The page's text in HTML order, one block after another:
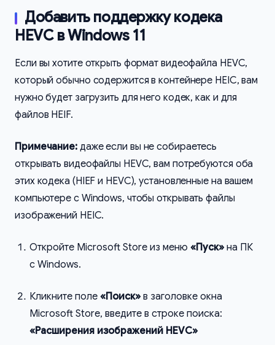
Добавить поддержку кодека
HEVC в Windows 11
Если вы хотите открыть формат видеофайла HEVC,
который обычно содержится в контейнере HEIC, вам
нужно будет загрузить для него кодек, как и для
файлов HEIF.
Примечание: даже если вы не собираетесь
открывать видеофайлы HEVC, вам потребуются оба
этих кодека (HIEF и HEVC), установленные на вашем
компьютере с Windows, чтобы открывать файлы
изображений HEIC.
Откройте Microsoft Store из меню «Пуск» на ПК
с Windows.
Кликните поле «Поиск» в заголовке окна
Microsoft Store, введите в строке поиска:
«Расширения изображений HEVC»